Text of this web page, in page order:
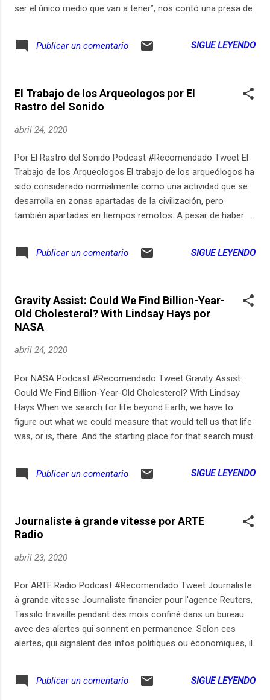
ser el único medio que van a tener”, nos contó una presa de
otra persona en la cárcel de Cúcuta. Y en Villavicencio,
“Ellos fueron las personas que preparaban los alimentos en
la cárcel, los llamados rancheros acá que trabajan para el
consorcio. Ahí empezó el círculo vicioso y se contagiaron
cárcel. Mientras el virus avanza, así se vive su la pandemia
en las cárceles.
Publicar un comentario SIGUE LEYENDO
El Trabajo de los Arqueologos por El
Rastro del Sonido
abril 24, 2020
Por El Rastro del Sonido Podcast #Recomendado Tweet El
Trabajo de los Arqueologos El trabajo de los arqueólogos ha
sido considerado normalmente como una actividad que se
desarrolla en zonas apartadas de la civilización, pero
también apartadas en tiempos remotos. A pesar de haber
arqueólogos hacen parte de las empresas de ingeniería
asociados a programas de trabajo que se involucran con la
caso para ilustrar cómo es el mundo laboral de los
arqueólogos en la actual Colombia, bajo un modelo
desarrollista a costa de la historia, la ciencia o el
conocimiento de lo antiguo. Este es el Rastro del Sonido
Publicar un comentario SIGUE LEYENDO
Gravity Assist: Could We Find Billion-Year-
Old Cholesterol? With Lindsay Hays por
NASA
abril 24, 2020
Por NASA Podcast #Recomendado Tweet Gravity Assist:
Could We Find Billion-Year-Old Cholesterol? With Lindsay
Hays When we search for life beyond Earth, we have to
figure out what we could measure that would tell us that life
was, or is, there. And the starting place for that search must
acid called a lipid. Your cholesterol, which is part lipid and
beyond Earth? NASA astrobiologist Lindsay Hays explores
this and other topics in her research. She also discusses
places interesting for the search for life in our solar system
Publicar un comentario SIGUE LEYENDO
Journaliste à grande vitesse por ARTE
Radio
abril 23, 2020
Por ARTE Radio Podcast #Recomendado Tweet Journaliste
à grande vitesse Journaliste financier pour l'agence Reuters,
Tassilo travaille pendant des mois confiné dans un bureau
avec des alertes qui sonnent en permanence. Selon ces
alertes, qui signalent des infos politiques ou économiques, il
d’information, si possible avant la concurrence. De ces
quelques secondes dépendent des milliards de dollars : le
Publicar un comentario SIGUE LEYENDO